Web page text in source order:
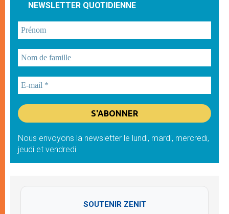
NEWSLETTER QUOTIDIENNE
Nous envoyons la newsletter le lundi, mardi, mercredi,
jeudi et vendredi
SOUTENIR ZENIT